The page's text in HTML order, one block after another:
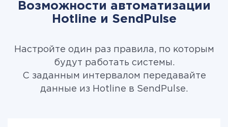
Возможности автоматизации
Hotline и SendPulse
Настройте один раз правила, по которым
будут работать системы.
С заданным интервалом передавайте
данные из Hotline в SendPulse.